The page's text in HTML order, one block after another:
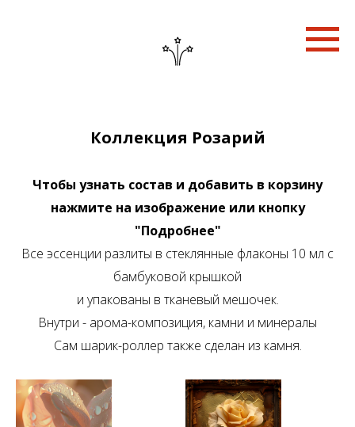
Коллекция Розарий
Чтобы узнать состав и добавить в корзину
нажмите на изображение или кнопку
"Подробнее"
Все эссенции разлиты в стеклянные флаконы 10 мл с
бамбуковой крышкой
и упакованы в тканевый мешочек.
Внутри - арома-композиция, камни и минералы
Сам шарик-роллер также сделан из камня.